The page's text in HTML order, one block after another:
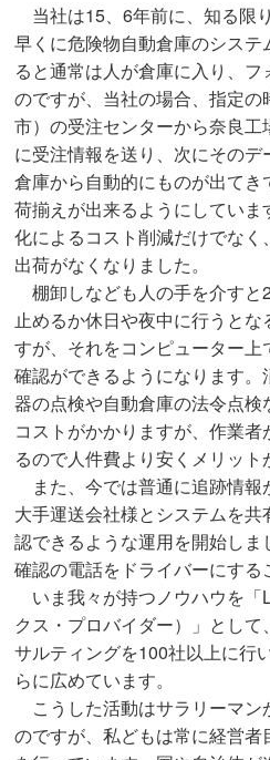
当社は15、6年前に、知る限
早くに危険物自動倉庫のシス
ると通常は人が倉庫に入り、
のですが、当社の場合、指定
市）の受注センターから奈良
に受注情報を送り、次にその
倉庫から自動的にものが出て
荷揃えが出来るようにしてい
化によるコスト削減だけでな
出荷がなくなりました。
棚卸しなども人の手を介すと
止めるか休日や夜中に行うとな
すが、それをコンピューター
確認ができるようになります
器の点検や自動倉庫の法令点
コストがかかりますが、作業
るので人件費より安くメリット
また、今では普通に追跡情報
大手運送会社様とシステムを
認できるような運用を開始し
確認の電話をドライバーにする
いま我々が持つノウハウを「
クス・プロバイダー）」とし
サルティングを100社以上に行
らに広めています。
こうした活動はサラリーマン
のですが、私どもは常に経営